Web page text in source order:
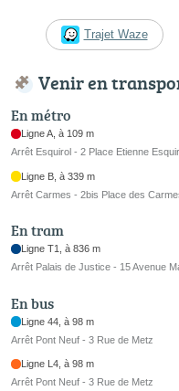
Trajet Waze
Venir en
En métro
Ligne A, à 109 m
Arrêt Esquirol - 2 Place Etienne
Ligne B, à 339 m
Arrêt Carmes - 2bis Place des
En tram
Ligne T1, à 836 m
Arrêt Palais de Justice - 15 Avenue
En bus
Ligne 44, à 98 m
Arrêt Pont Neuf - 3 Rue de Metz
Ligne L4, à 98 m
Arrêt Pont Neuf - 3 Rue de Metz